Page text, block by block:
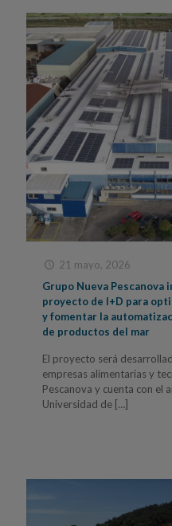
21 mayo, 2026
Grupo Nueva Pescanova
proyecto de I+D para
y fomentar la
de productos del mar
El proyecto será
empresas alimentarias y
Pescanova y cuenta con el
Universidad de […]